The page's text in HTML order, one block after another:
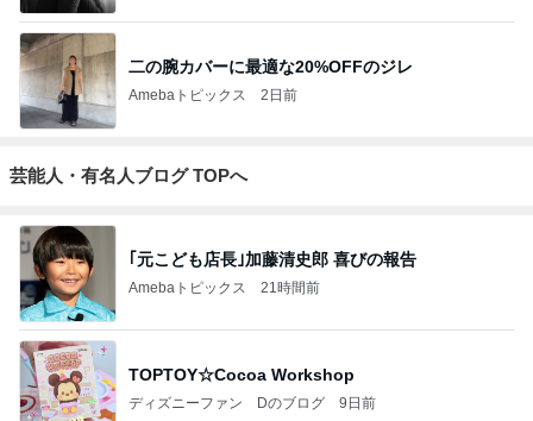
二の腕カバーに最適な20%OFFのジレ
Amebaトピックス 2日前
芸能人・有名人ブログ TOPへ
｢元こども店長｣加藤清史郎 喜びの報告
Amebaトピックス 21時間前
TOPTOY☆Cocoa Workshop
ディズニーファン Dのブログ 9日前